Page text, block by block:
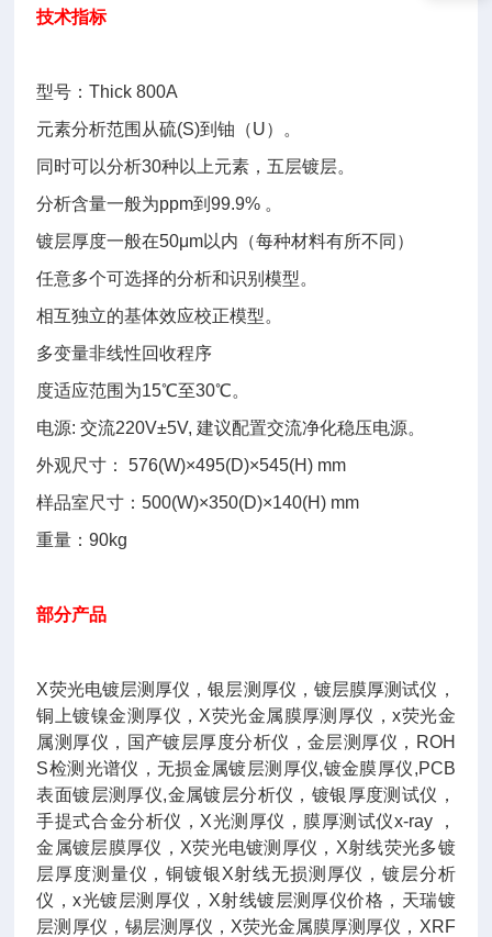
技术指标
型号：Thick 800A
元素分析范围从硫(S)到铀（U）。
同时可以分析30种以上元素，五层镀层。
分析含量一般为ppm到99.9% 。
镀层厚度一般在50μm以内（每种材料有所不同）
任意多个可选择的分析和识别模型。
相互独立的基体效应校正模型。
多变量非线性回收程序
度适应范围为15℃至30℃。
电源: 交流220V±5V, 建议配置交流净化稳压电源。
外观尺寸： 576(W)×495(D)×545(H) mm
样品室尺寸：500(W)×350(D)×140(H) mm
重量：90kg
部分产品
X荧光电镀层测厚仪，银层测厚仪，镀层膜厚测试仪，
铜上镀镍金测厚仪，X荧光金属膜厚测厚仪，x荧光金
属测厚仪，国产镀层厚度分析仪，金层测厚仪，ROH
S检测光谱仪，无损金属镀层测厚仪,镀金膜厚仪,PCB
表面镀层测厚仪,金属镀层分析仪，镀银厚度测试仪，
手提式合金分析仪，X光测厚仪，膜厚测试仪x-ray ，
金属镀层膜厚仪，X荧光电镀测厚仪，X射线荧光多镀
层厚度测量仪，铜镀银X射线无损测厚仪，镀层分析
仪，x光镀层测厚仪，X射线镀层测厚仪价格，天瑞镀
层测厚仪，锡层测厚仪，X荧光金属膜厚测厚仪，XRF